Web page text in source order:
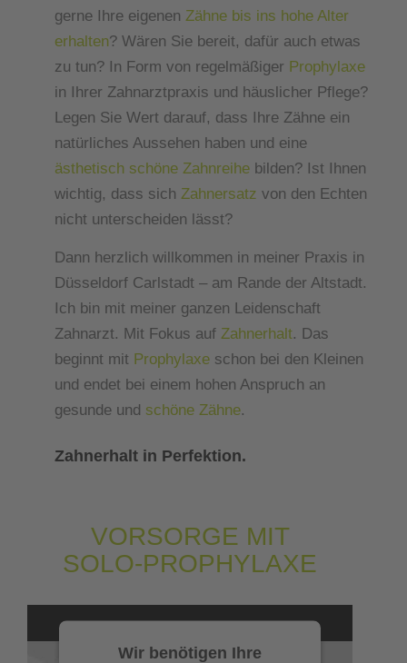
gerne Ihre eigenen Zähne bis ins hohe Alter
erhalten? Wären Sie bereit, dafür auch etwas
zu tun? In Form von regelmäßiger Prophylaxe
in Ihrer Zahnarztpraxis und häuslicher Pflege?
Legen Sie Wert darauf, dass Ihre Zähne ein
natürliches Aussehen haben und eine
ästhetisch schöne Zahnreihe bilden? Ist Ihnen
wichtig, dass sich Zahnersatz von den Echten
nicht unterscheiden lässt?
Dann herzlich willkommen in meiner Praxis in
Düsseldorf Carlstadt – am Rande der Altstadt.
Ich bin mit meiner ganzen Leidenschaft
Zahnarzt. Mit Fokus auf Zahnerhalt. Das
beginnt mit Prophylaxe schon bei den Kleinen
und endet bei einem hohen Anspruch an
gesunde und schöne Zähne.
Zahnerhalt in Perfektion.
VORSORGE MIT
SOLO-PROPHYLAXE
Wir benötigen Ihre